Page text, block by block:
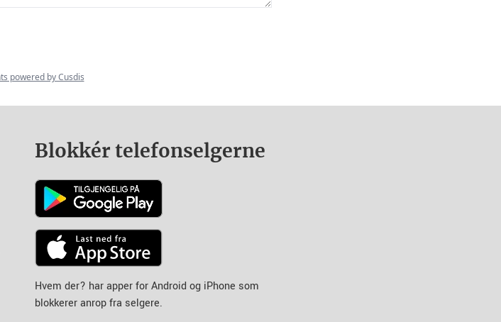
Blokkér telefonselgerne
Hvem der? har apper for Android og iPhone som
blokkerer anrop fra selgere.